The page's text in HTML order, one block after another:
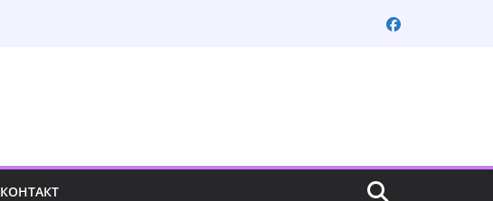
КОНТАКТ